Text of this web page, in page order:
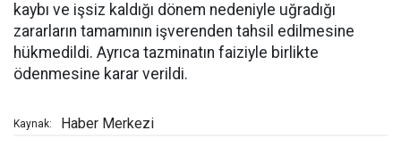
kaybı ve işsiz kaldığı dönem nedeniyle uğradığı
zararların tamamının işverenden tahsil edilmesine
hükmedildi. Ayrıca tazminatın faiziyle birlikte
ödenmesine karar verildi.
Kaynak: Haber Merkezi